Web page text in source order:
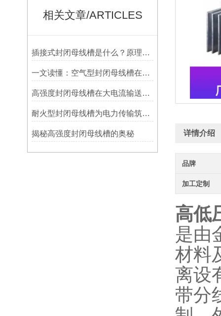
相关文章/ARTICLES
插接式封闭母线槽是什么？原理与核心优势解析
一文读懂：空气型封闭母线槽在厂房配电中的应用优势
高强度封闭母线槽在大电流输送中的优势
耐火型封闭母线槽为电力传输筑牢安全“防火墙”
揭秘高强度封闭母线槽的奥秘 详情介绍
品牌
加工定制
高低
是由
材料
离设
带分